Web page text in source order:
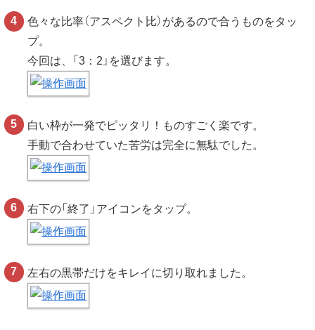
色々な比率（アスペクト比）があるので合うものをタッ
プ。
今回は、「3：2」を選びます。
白い枠が一発でピッタリ！ものすごく楽です。
手動で合わせていた苦労は完全に無駄でした。
右下の「終了」アイコンをタップ。
左右の黒帯だけをキレイに切り取れました。